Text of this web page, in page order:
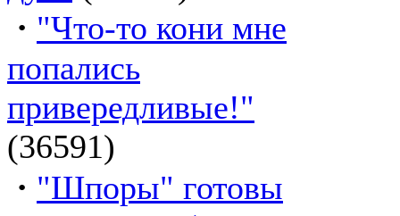
· "Что-то кони мне
попались
привередливые!"
(36591)
· "Шпоры" готовы